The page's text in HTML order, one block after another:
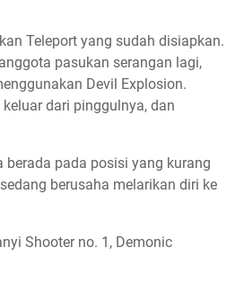
Teleport yang sudah disiapkan.
pasukan serangan lagi,
Devil Explosion.
dari pinggulnya, dan
berada pada posisi yang kurang
berusaha melarikan diri ke
Shooter no. 1, Demonic